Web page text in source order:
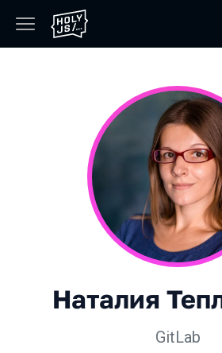
Наталия
GitLab